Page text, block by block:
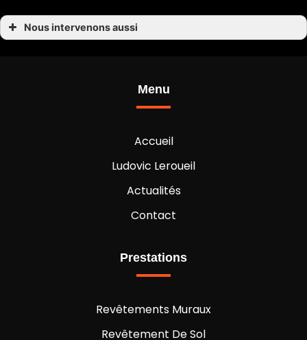
Nous intervenons aussi
Revêtement de sol Bouillé-Ménard
Revêtement de sol en Maine et Loire 49
Menu
Accueil
Ludovic Leroueil
Actualités
Contact
Prestations
Revêtements Muraux
Revêtement De Sol